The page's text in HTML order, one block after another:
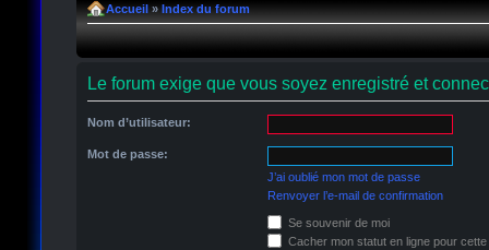
Accueil » Index du forum
Le forum exige que vous soyez enregistré et
Nom d’utilisateur:
Mot de passe:
J’ai oublié mon mot de passe
Renvoyer l’e-mail de confirmation
Se souvenir de moi
Cacher mon statut en ligne pour